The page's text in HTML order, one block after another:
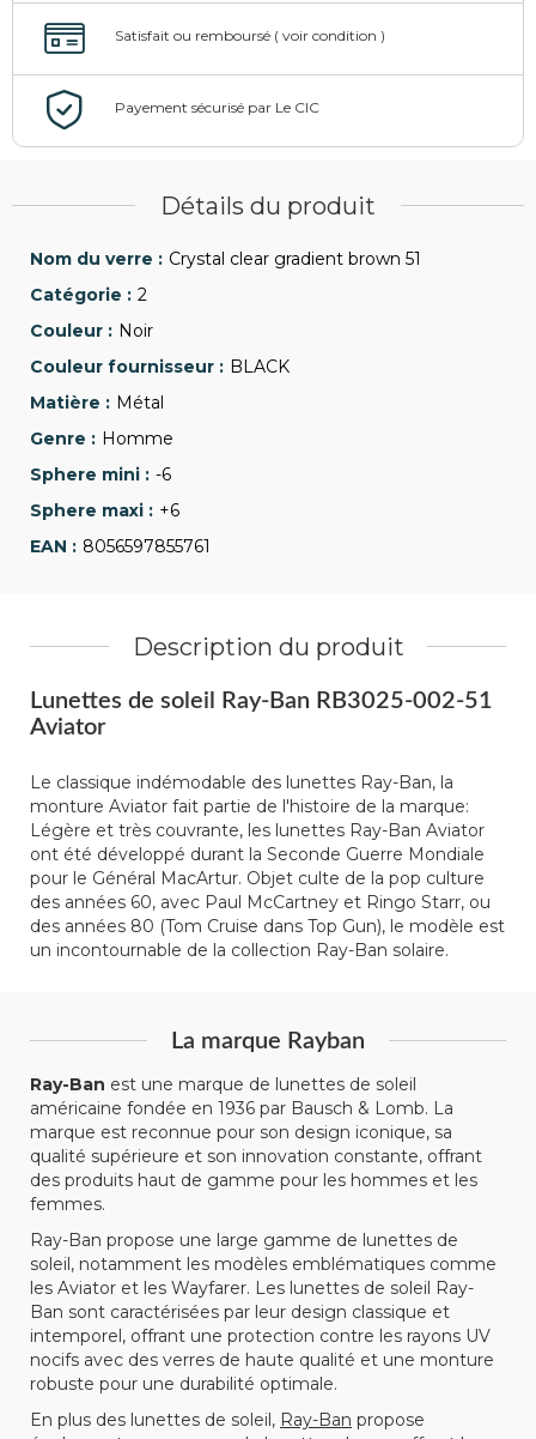
Détails du produit
Crystal clear gradient brown 51
2
Noir
BLACK
Métal
Homme
-6
+6
8056597855761
Description du produit
Lunettes de soleil Ray-Ban RB3025-002-51
Aviator
Le classique indémodable des lunettes Ray-Ban, la
monture Aviator fait partie de l'histoire de la marque:
Légère et très couvrante, les lunettes Ray-Ban Aviator
ont été développé durant la Seconde Guerre Mondiale
pour le Général MacArtur. Objet culte de la pop culture
des années 60, avec Paul McCartney et Ringo Starr, ou
des années 80 (Tom Cruise dans Top Gun), le modèle est
un incontournable de la collection Ray-Ban solaire.
La marque Rayban
Ray-Ban est une marque de lunettes de soleil
américaine fondée en 1936 par Bausch & Lomb. La
marque est reconnue pour son design iconique, sa
qualité supérieure et son innovation constante, offrant
des produits haut de gamme pour les hommes et les
femmes.
Ray-Ban propose une large gamme de lunettes de
soleil, notamment les modèles emblématiques comme
les Aviator et les Wayfarer. Les lunettes de soleil Ray-
Ban sont caractérisées par leur design classique et
intemporel, offrant une protection contre les rayons UV
nocifs avec des verres de haute qualité et une monture
robuste pour une durabilité optimale.
En plus des lunettes de soleil, Ray-Ban propose